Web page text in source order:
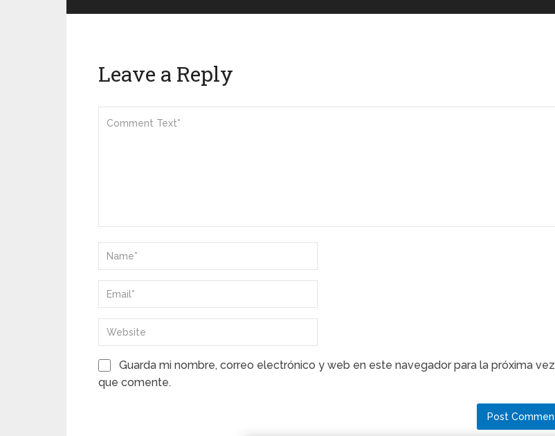
Leave a Reply
Guarda mi nombre, correo electrónico y web en este navegador para la próxima vez
que comente.